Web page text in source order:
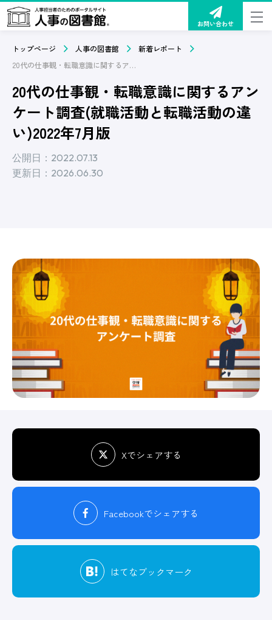
お問い合わせ
トップページ 人事の図書館
新着レポート
20代の仕事観・転職意識に関するアンケート調査(就職活動と転職活動の違い)2022年7月版
20代の仕事観・転職意識に関するアン
ケート調査(就職活動と転職活動の違
い)2022年7月版
公開日：2022.07.13
更新日：2026.06.30
Xでシェアする
Facebookでシェアする
はてなブックマーク